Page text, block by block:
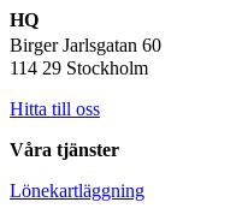
HQ
Birger Jarlsgatan 60
114 29 Stockholm
Hitta till oss
Våra tjänster
Lönekartläggning